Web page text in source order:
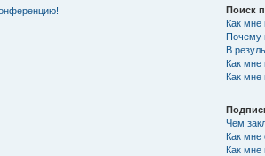
Поиск
Как
Почему
В
Как мне
Как мне
Чем
Как мне
Как мне